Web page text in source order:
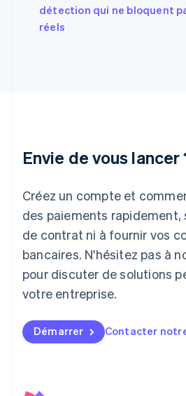
détection qui ne bloquent
réels
Envie de vous lancer
Créez un compte et
des paiements rapidement,
de contrat ni à fournir vos
bancaires. N'hésitez pas à
pour discuter de solutions
votre entreprise.
Démarrer Contacter
Grèce
Hongrie
日本語 English
English
Liechtenstein
Deutsch English
Lituanie
English
Luxembourg
FrançaisDeutschEnglish
Malaisie
Malte
English
Mexique